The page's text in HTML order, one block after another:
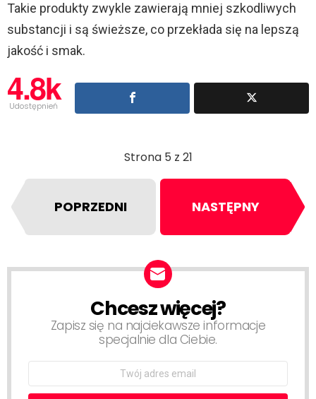
Takie produkty zwykle zawierają mniej szkodliwych
substancji i są świeższe, co przekłada się na lepszą
jakość i smak.
4.8k
Udostępnień
Strona 5 z 21
POPRZEDNI NASTĘPNY
NEWSLETTERChcesz więcej?
Zapisz się na najciekawsze informacje
specjalnie dla Ciebie.
Email